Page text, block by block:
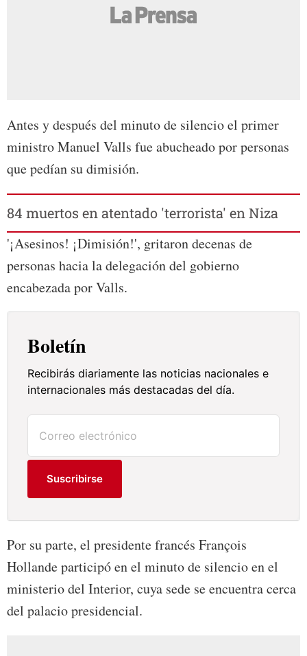
Antes y después del minuto de silencio el primer
ministro Manuel Valls fue abucheado por personas
que pedían su dimisión.
84 muertos en atentado 'terrorista' en Niza
'¡Asesinos! ¡Dimisión!', gritaron decenas de
personas hacia la delegación del gobierno
encabezada por Valls.
Boletín
Recibirás diariamente las noticias nacionales e
internacionales más destacadas del día.
Suscribirse
Por su parte, el presidente francés François
Hollande participó en el minuto de silencio en el
ministerio del Interior, cuya sede se encuentra cerca
del palacio presidencial.